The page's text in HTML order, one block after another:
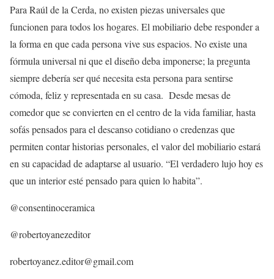
Para Raúl de la Cerda, no existen piezas universales que
funcionen para todos los hogares. El mobiliario debe responder a
la forma en que cada persona vive sus espacios. No existe una
fórmula universal ni que el diseño deba imponerse; la pregunta
siempre debería ser qué necesita esta persona para sentirse
cómoda, feliz y representada en su casa. Desde mesas de
comedor que se convierten en el centro de la vida familiar, hasta
sofás pensados para el descanso cotidiano o credenzas que
permiten contar historias personales, el valor del mobiliario estará
en su capacidad de adaptarse al usuario. “El verdadero lujo hoy es
que un interior esté pensado para quien lo habita”.
@consentinoceramica
@robertoyanezeditor
robertoyanez.editor@gmail.com